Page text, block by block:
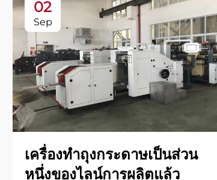
02
Sep
เครื่องทำถุงกระดาษเป็นส่วน
หนึ่งของไลน์การผลิตแล้ว